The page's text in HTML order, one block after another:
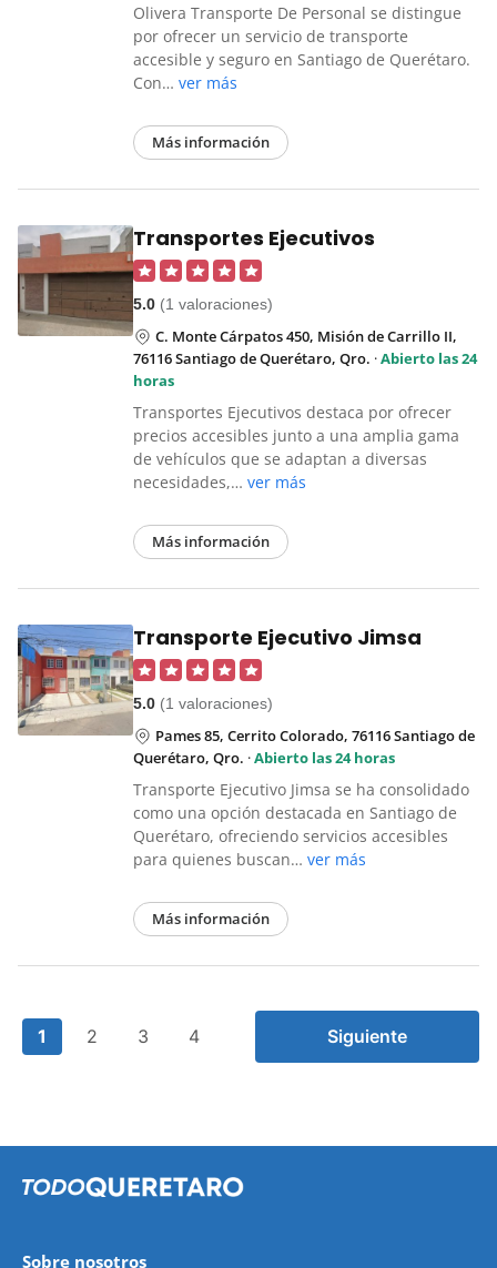
Olivera Transporte De Personal se distingue
por ofrecer un servicio de transporte
accesible y seguro en Santiago de Querétaro.
Con… ver más
Más información
Transportes Ejecutivos
5.0 (1 valoraciones)
C. Monte Cárpatos 450, Misión de Carrillo II,
76116 Santiago de Querétaro, Qro. ·Abierto las 24
horas
Transportes Ejecutivos destaca por ofrecer
precios accesibles junto a una amplia gama
de vehículos que se adaptan a diversas
necesidades,… ver más
Más información
Transporte Ejecutivo Jimsa
5.0 (1 valoraciones)
Pames 85, Cerrito Colorado, 76116 Santiago de
Querétaro, Qro. ·Abierto las 24 horas
Transporte Ejecutivo Jimsa se ha consolidado
como una opción destacada en Santiago de
Querétaro, ofreciendo servicios accesibles
para quienes buscan… ver más
Más información
1 2 3 4 Siguiente
Sobre nosotros